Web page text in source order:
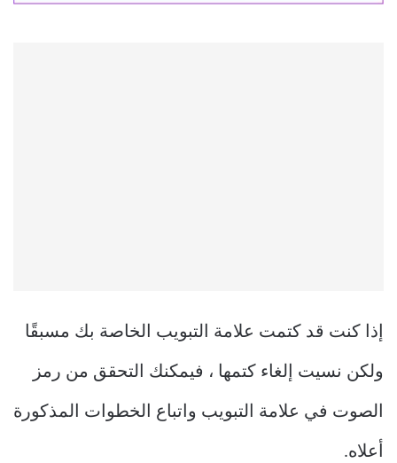
إذا كنت قد كتمت علامة التبويب الخاصة بك مسبقًا
ولكن نسيت إلغاء كتمها ، فيمكنك التحقق من رمز
الصوت في علامة التبويب واتباع الخطوات المذكورة
أعلاه.